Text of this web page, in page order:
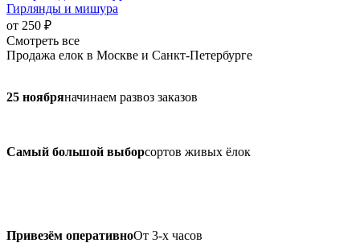
Гирлянды и мишура
от 250 ₽
Смотреть все
Продажа елок в Москве и Санкт-Петербурге
25 ноябряначинаем развоз заказов
Самый большой выборсортов живых ёлок
Привезём оперативноОт 3-х часов